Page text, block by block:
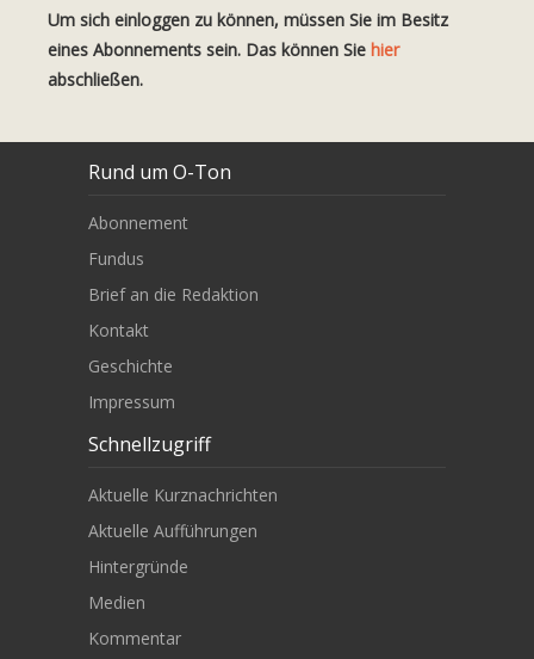
Um sich einloggen zu können, müssen Sie im Besitz
eines Abonnements sein. Das können Sie hier
abschließen.
Rund um O-Ton
Abonnement
Fundus
Brief an die Redaktion
Kontakt
Geschichte
Impressum
Schnellzugriff
Aktuelle Kurznachrichten
Aktuelle Aufführungen
Hintergründe
Medien
Kommentar